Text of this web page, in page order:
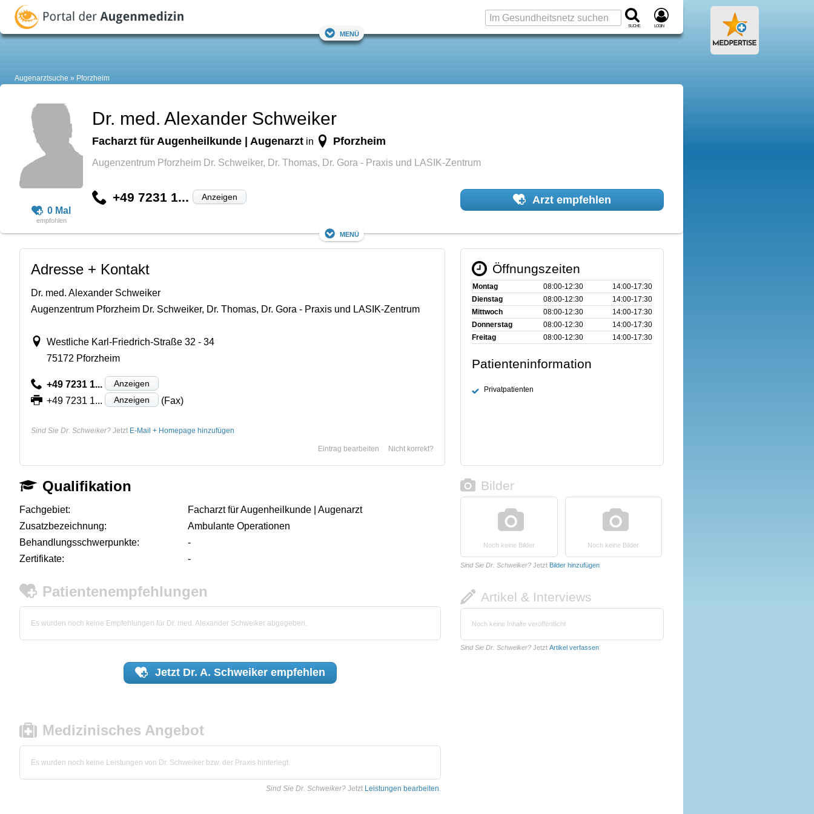
Suche Login
Menü
Augenarztsuche Pforzheim
0 Mal
Dr. med. Alexander Schweiker
Facharzt für Augenheilkunde | Augenarzt in Pforzheim
Augenzentrum Pforzheim Dr. Schweiker, Dr. Thomas, Dr. Gora - Praxis und LASIK-Zentrum
+49 7231 1... Anzeigen Arzt empfehlen
Menü
Adresse + Kontakt
Dr. med. Alexander Schweiker
Augenzentrum Pforzheim Dr. Schweiker, Dr. Thomas, Dr. Gora - Praxis und LASIK-Zentrum
Westliche Karl-Friedrich-Straße 32 - 34
75172 Pforzheim
+49 7231 1... Anzeigen
+49 7231 1... Anzeigen (Fax)
Sind Sie Dr. Schweiker? Jetzt E-Mail + Homepage hinzufügen
Nicht korrekt?
Eintrag bearbeiten
Öffnungszeiten
Montag 08:00‑12:30
14:00‑17:30
Dienstag
08:00‑12:30
14:00‑17:30
Mittwoch
08:00‑12:30
14:00‑17:30
Donnerstag
08:00‑12:30
14:00‑17:30
Freitag
08:00‑12:30 14:00‑17:30
Patienteninformation
Privatpatienten
Qualifikation
Fachgebiet:
Facharzt für Augenheilkunde | Augenarzt
Zusatzbezeichnung:
Ambulante Operationen
Behandlungsschwerpunkte:
-
Zertifikate:
-
Patientenempfehlungen
Es wurden noch keine Empfehlungen für Dr. med. Alexander Schweiker abgegeben.
Jetzt Dr. A. Schweiker empfehlen
Medizinisches Angebot
Es wurden noch keine Leistungen von Dr. Schweiker bzw. der Praxis hinterlegt.
Sind Sie Dr. Schweiker? Jetzt Leistungen bearbeiten.
Bilder
Noch keine Bilder Noch keine Bilder
Sind Sie Dr. Schweiker? Jetzt Bilder hinzufügen
Artikel & Interviews
Noch keine Inhalte veröffentlicht
Sind Sie Dr. Schweiker? Jetzt Artikel verfassen